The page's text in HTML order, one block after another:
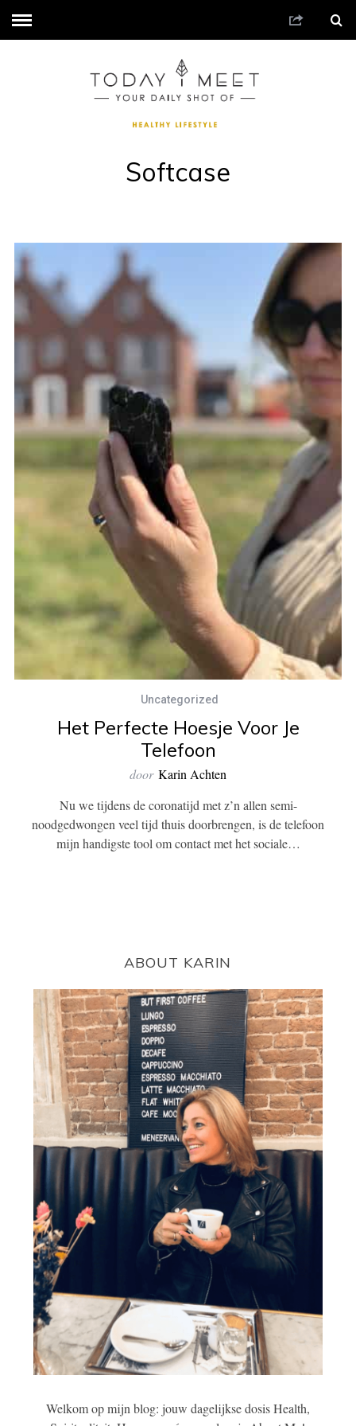
Softcase
Uncategorized
Het Perfecte Hoesje Voor Je
Telefoon
door Karin Achten
Nu we tijdens de coronatijd met z’n allen semi-
noodgedwongen veel tijd thuis doorbrengen, is de telefoon
mijn handigste tool om contact met het sociale…
ABOUT KARIN
Welkom op mijn blog: jouw dagelijkse dosis Health,